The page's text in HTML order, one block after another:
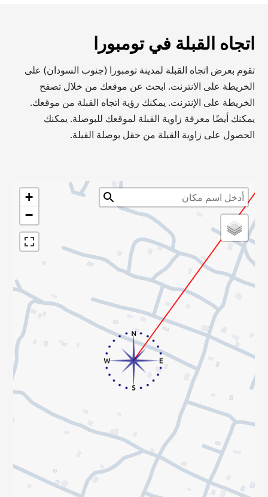
اتجاه القبلة في تومبورا
تقوم بعرض اتجاه القبلة لمدينة تومبورا (جنوب السودان) على
الخريطة على الانترنت. ابحث عن موقعك من خلال تصفح
الخريطة على الإنترنت. يمكنك رؤية اتجاه القبلة من موقعك.
يمكنك أيضًا معرفة زاوية القبلة لموقعك للبوصلة. يمكنك
الحصول على زاوية القبلة من حقل بوصلة القبلة.
+
−